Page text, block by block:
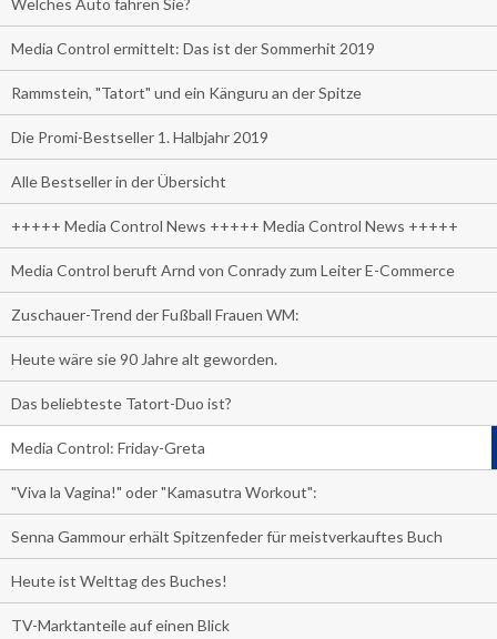
Media Control ermittelt: Das ist der Sommerhit 2019
Rammstein, "Tatort" und ein Känguru an der Spitze
Die Promi-Bestseller 1. Halbjahr 2019
Alle Bestseller in der Übersicht
+++++ Media Control News +++++ Media Control News +++++
Media Control beruft Arnd von Conrady zum Leiter E-Commerce
Zuschauer-Trend der Fußball Frauen WM:
Heute wäre sie 90 Jahre alt geworden.
Das beliebteste Tatort-Duo ist?
Media Control: Friday-Greta
"Viva la Vagina!" oder "Kamasutra Workout":
Senna Gammour erhält Spitzenfeder für meistverkauftes Buch
Heute ist Welttag des Buches!
TV-Marktanteile auf einen Blick